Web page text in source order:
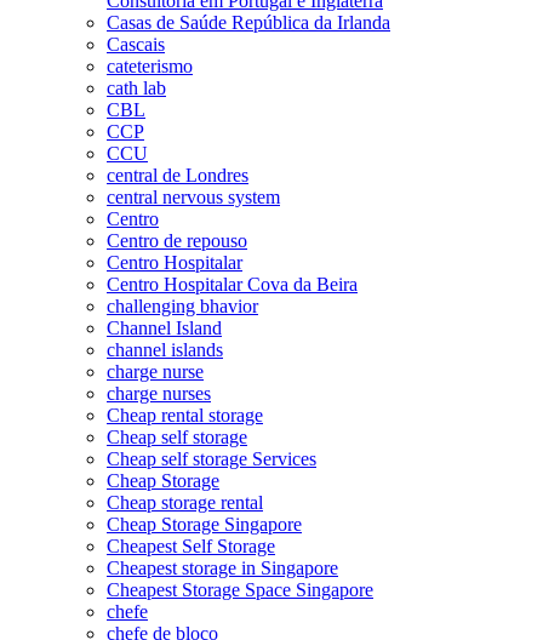
Casas de Saúde República da Irlanda
Cascais
cateterismo
cath lab
CBL
CCP
CCU
central de Londres
central nervous system
Centro
Centro de repouso
Centro Hospitalar
Centro Hospitalar Cova da Beira
challenging bhavior
Channel Island
channel islands
charge nurse
charge nurses
Cheap rental storage
Cheap self storage
Cheap self storage Services
Cheap Storage
Cheap storage rental
Cheap Storage Singapore
Cheapest Self Storage
Cheapest storage in Singapore
Cheapest Storage Space Singapore
chefe
chefe de bloco